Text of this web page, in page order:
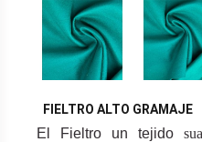
FIELTRO ALTO GRAMAJE
El Fieltro un tejido